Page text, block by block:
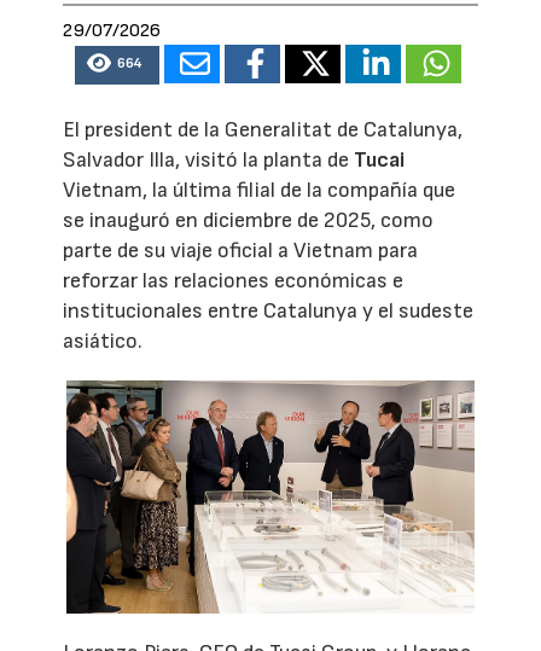
29/07/2026
664
El president de la Generalitat de Catalunya,
Salvador Illa, visitó la planta de Tucai
Vietnam, la última filial de la compañía que
se inauguró en diciembre de 2025, como
parte de su viaje oficial a Vietnam para
reforzar las relaciones económicas e
institucionales entre Catalunya y el sudeste
asiático.